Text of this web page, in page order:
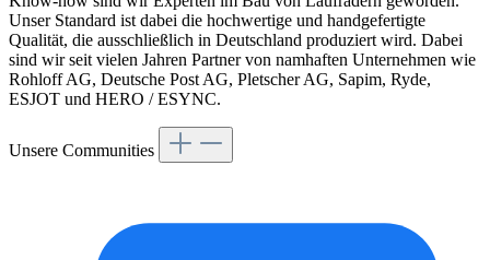
Unser Standard ist dabei die hochwertige und handgefertigte
Qualität, die ausschließlich in Deutschland produziert wird. Dabei
sind wir seit vielen Jahren Partner von namhaften Unternehmen wie
Rohloff AG, Deutsche Post AG, Pletscher AG, Sapim, Ryde,
ESJOT und HERO / ESYNC.
Unsere Communities